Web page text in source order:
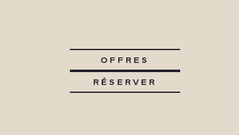
OFFRES
RÉSERVER